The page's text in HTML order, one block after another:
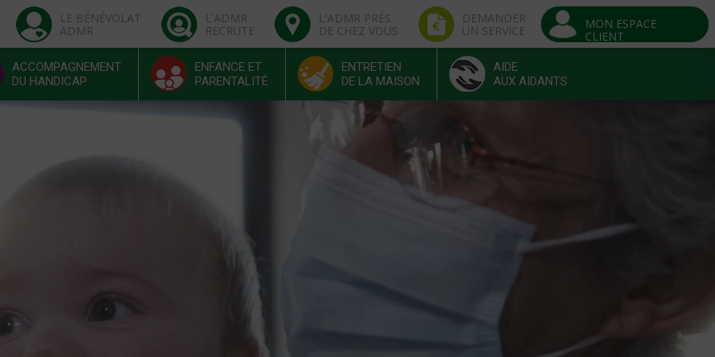
LE BÉNÉVOLAT
ADMR
L'ADMR
RECRUTE
L'ADMR PRÈS
DE CHEZ VOUS
DEMANDER
UN SERVICE
MON ESPACE
CLIENT
ACCOMPAGNEMENT
DU HANDICAP
ENFANCE ET
PARENTALITÉ
ENTRETIEN
DE LA MAISON
AIDE
AUX AIDANTS